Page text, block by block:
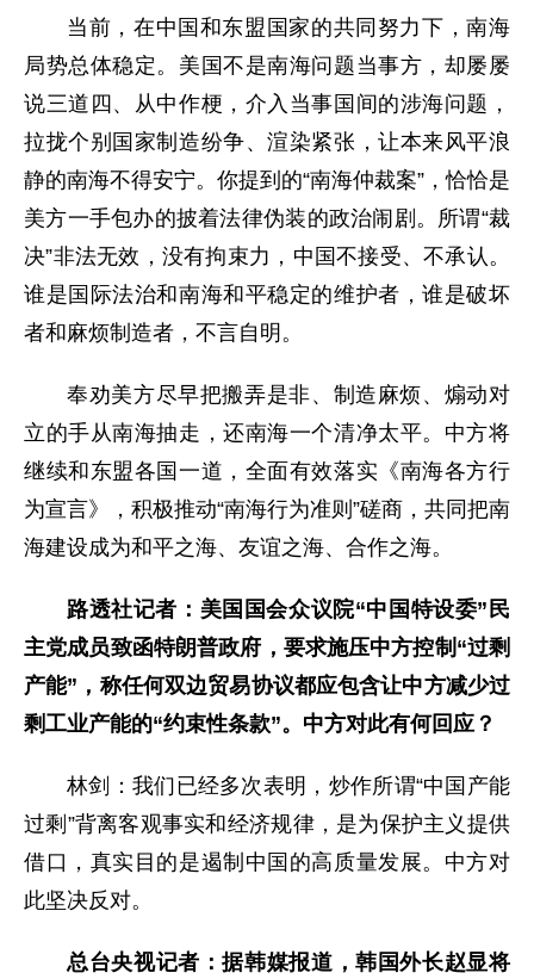
当前，在中国和东盟国家的共同努力下，南海
局势总体稳定。美国不是南海问题当事方，却屡屡
说三道四、从中作梗，介入当事国间的涉海问题，
拉拢个别国家制造纷争、渲染紧张，让本来风平浪
静的南海不得安宁。你提到的“南海仲裁案”，恰恰是
美方一手包办的披着法律伪装的政治闹剧。所谓“裁
决”非法无效，没有拘束力，中国不接受、不承认。
谁是国际法治和南海和平稳定的维护者，谁是破坏
者和麻烦制造者，不言自明。
奉劝美方尽早把搬弄是非、制造麻烦、煽动对
立的手从南海抽走，还南海一个清净太平。中方将
继续和东盟各国一道，全面有效落实《南海各方行
为宣言》，积极推动“南海行为准则”磋商，共同把南
海建设成为和平之海、友谊之海、合作之海。
路透社记者：美国国会众议院“中国特设委”民
主党成员致函特朗普政府，要求施压中方控制“过剩
产能”，称任何双边贸易协议都应包含让中方减少过
剩工业产能的“约束性条款”。中方对此有何回应？
林剑：我们已经多次表明，炒作所谓“中国产能
过剩”背离客观事实和经济规律，是为保护主义提供
借口，真实目的是遏制中国的高质量发展。中方对
此坚决反对。
总台央视记者：据韩媒报道，韩国外长赵显将